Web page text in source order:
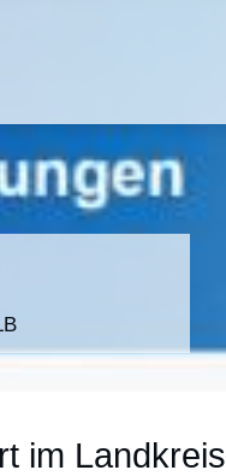
im Landkreis